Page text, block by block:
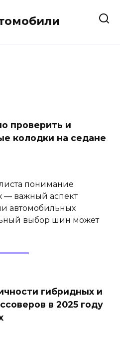
проверить и
колодки на седане
понимание
— важный аспект
автомобильных
выбор шин может
гибридных и
в 2025 году